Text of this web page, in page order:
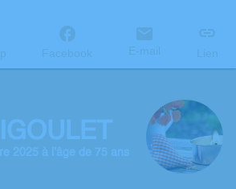
Facebook E-mail Lien
2025 à l'âge de 75 ans